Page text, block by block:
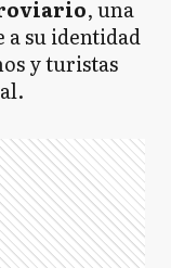
, una
su identidad
y turistas